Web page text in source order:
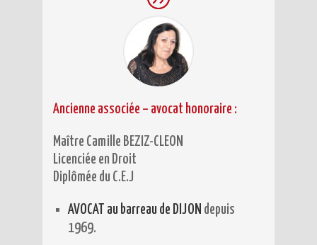
Ancienne associée – avocat honoraire :
Maître Camille BEZIZ-CLEON
Licenciée en Droit
Diplômée du C.E.J
AVOCAT au barreau de DIJON depuis
1969.